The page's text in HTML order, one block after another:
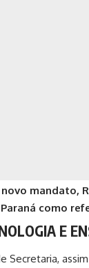
mandato,
como
E
Secretaria,